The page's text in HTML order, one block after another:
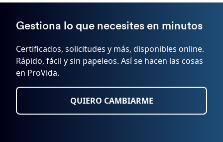
Gestiona lo que necesites en minutos
Certificados, solicitudes y más, disponibles online.
Rápido, fácil y sin papeleos. Así se hacen las cosas
en ProVida.
QUIERO CAMBIARME